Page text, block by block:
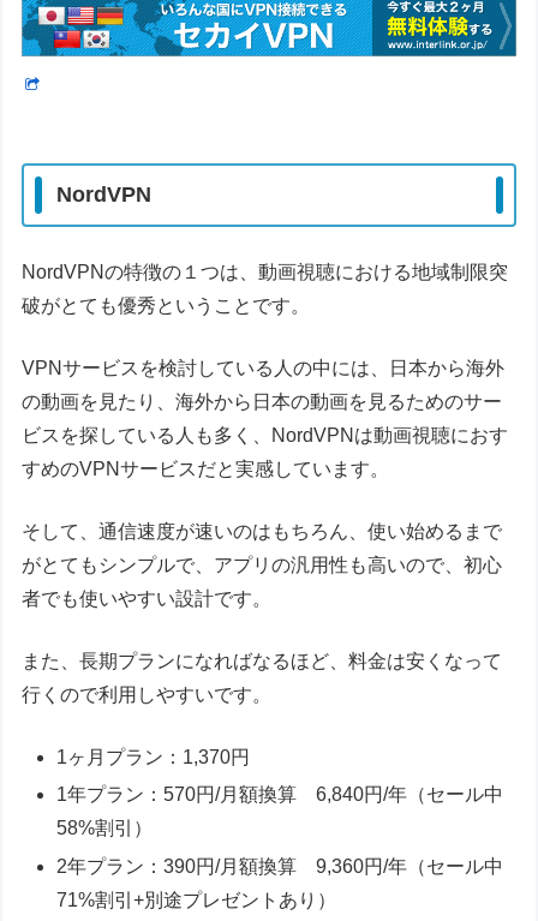
NordVPN
NordVPNの特徴の１つは、動画視聴における地域制限突
破がとても優秀ということです。
VPNサービスを検討している人の中には、日本から海外
の動画を見たり、海外から日本の動画を見るためのサー
ビスを探している人も多く、NordVPNは動画視聴におす
すめのVPNサービスだと実感しています。
そして、通信速度が速いのはもちろん、使い始めるまで
がとてもシンプルで、アプリの汎用性も高いので、初心
者でも使いやすい設計です。
また、長期プランになればなるほど、料金は安くなって
行くので利用しやすいです。
1ヶ月プラン：1,370円
1年プラン：570円/月額換算 6,840円/年（セール中
58%割引）
2年プラン：390円/月額換算 9,360円/年（セール中
71%割引+別途プレゼントあり）